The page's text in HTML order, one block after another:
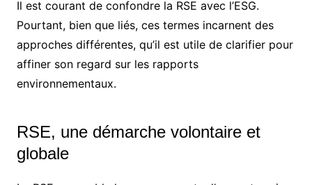
Il est courant de confondre la RSE avec l’ESG.
Pourtant, bien que liés, ces termes incarnent des
approches différentes, qu’il est utile de clarifier pour
affiner son regard sur les rapports
environnementaux.
RSE, une démarche volontaire et
globale